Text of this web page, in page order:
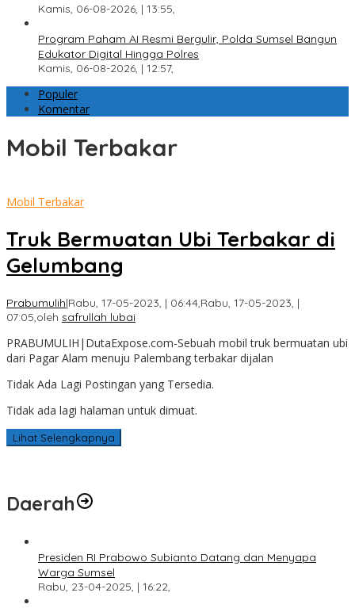
Kamis, 06-08-2026, | 13:55,
Program Paham AI Resmi Bergulir, Polda Sumsel Bangun
Edukator Digital Hingga Polres
Kamis, 06-08-2026, | 12:57,
Populer
Komentar
Mobil Terbakar
Mobil Terbakar
Truk Bermuatan Ubi Terbakar di
Gelumbang
Prabumulih|Rabu, 17-05-2023, | 06:44,Rabu, 17-05-2023, |
07:05,oleh safrullah lubai
PRABUMULIH|DutaExpose.com-Sebuah mobil truk bermuatan ubi
dari Pagar Alam menuju Palembang terbakar dijalan
Tidak Ada Lagi Postingan yang Tersedia.
Tidak ada lagi halaman untuk dimuat.
Lihat Selengkapnya
Daerah
Presiden RI Prabowo Subianto Datang dan Menyapa
Warga Sumsel
Rabu, 23-04-2025, | 16:22,